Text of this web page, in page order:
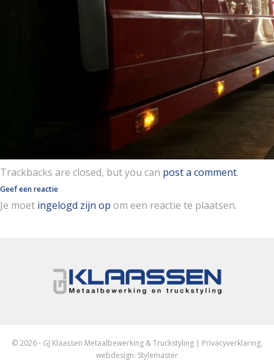
Trackbacks are closed, but you can post a comment.
Geef een reactie
Je moet ingelogd zijn op om een reactie te plaatsen.
© 2026 - GJ Klaassen Metaalbewerking & Truckstyling | Privacyverklaring,
webdesign: Stylemaster